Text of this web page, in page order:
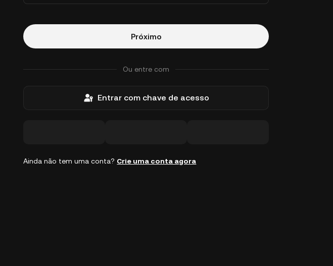
Próximo
Ou entre com
Entrar com chave de acesso
Ainda não tem uma conta? Crie uma conta agora